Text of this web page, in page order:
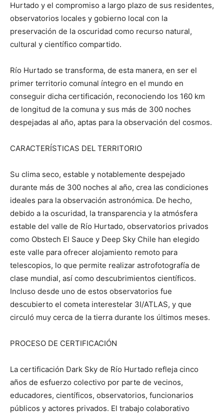
Hurtado y el compromiso a largo plazo de sus residentes,
observatorios locales y gobierno local con la
preservación de la oscuridad como recurso natural,
cultural y científico compartido.
Río Hurtado se transforma, de esta manera, en ser el
primer territorio comunal íntegro en el mundo en
conseguir dicha certificación, reconociendo los 160 km
de longitud de la comuna y sus más de 300 noches
despejadas al año, aptas para la observación del cosmos.
CARACTERÍSTICAS DEL TERRITORIO
Su clima seco, estable y notablemente despejado
durante más de 300 noches al año, crea las condiciones
ideales para la observación astronómica. De hecho,
debido a la oscuridad, la transparencia y la atmósfera
estable del valle de Río Hurtado, observatorios privados
como Obstech El Sauce y Deep Sky Chile han elegido
este valle para ofrecer alojamiento remoto para
telescopios, lo que permite realizar astrofotografía de
clase mundial, así como descubrimientos científicos.
Incluso desde uno de estos observatorios fue
descubierto el cometa interestelar 3I/ATLAS, y que
circuló muy cerca de la tierra durante los últimos meses.
PROCESO DE CERTIFICACIÓN
La certificación Dark Sky de Río Hurtado refleja cinco
años de esfuerzo colectivo por parte de vecinos,
educadores, científicos, observatorios, funcionarios
públicos y actores privados. El trabajo colaborativo